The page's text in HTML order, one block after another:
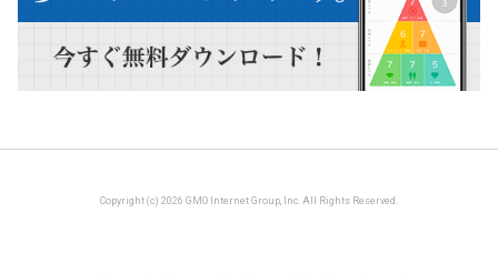
Copyright (c) 2026 GMO Internet Group, Inc. All Rights Reserved.